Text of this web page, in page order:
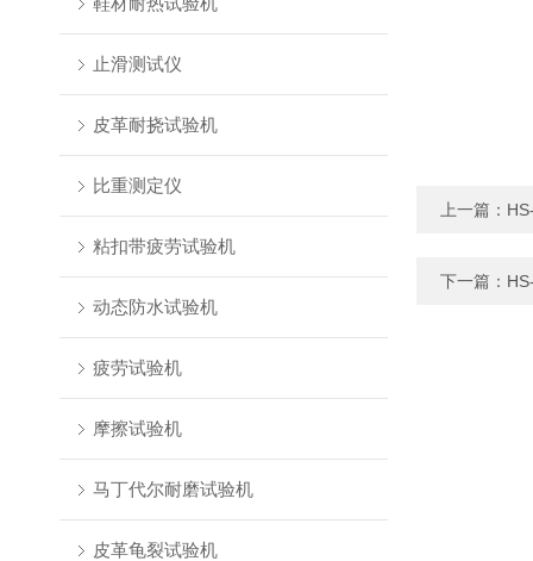
止滑测试仪
皮革耐挠试验机
比重测定仪
粘扣带疲劳试验机
动态防水试验机
疲劳试验机
摩擦试验机
马丁代尔耐磨试验机
皮革龟裂试验机
上一篇：
下一篇：